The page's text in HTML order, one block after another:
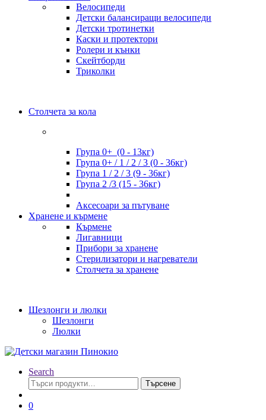
Велосипеди
Детски балансиращи велосипеди
Детски тротинетки
Каски и протектори
Ролери и кънки
Скейтборди
Триколки
Столчета за кола
Група 0+ (0 - 13кг)
Група 0+ / 1 / 2 / 3 (0 - 36кг)
Група 1 / 2 / 3 (9 - 36кг)
Група 2 /3 (15 - 36кг)
Аксесоари за пътуване
Хранене и кърмене
Кърмене
Лигавници
Прибори за хранене
Стерилизатори и нагреватели
Столчета за хранене
Шезлонги и люлки
Шезлонги
Люлки
Search
Търсене
за:
Търсене
0